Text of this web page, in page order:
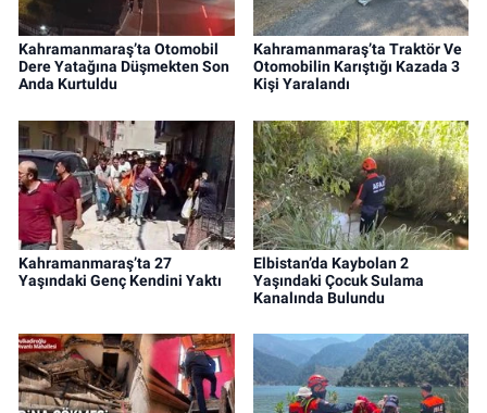
Kahramanmaraş’ta Otomobil
Dere Yatağına Düşmekten Son
Anda Kurtuldu
Kahramanmaraş’ta Traktör Ve
Otomobilin Karıştığı Kazada 3
Kişi Yaralandı
Kahramanmaraş’ta 27
Yaşındaki Genç Kendini Yaktı
Elbistan’da Kaybolan 2
Yaşındaki Çocuk Sulama
Kanalında Bulundu